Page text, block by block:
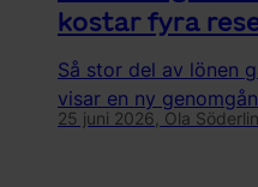
kostar fyra
Så stor del av lönen
visar en ny
25 juni 2026, Ola